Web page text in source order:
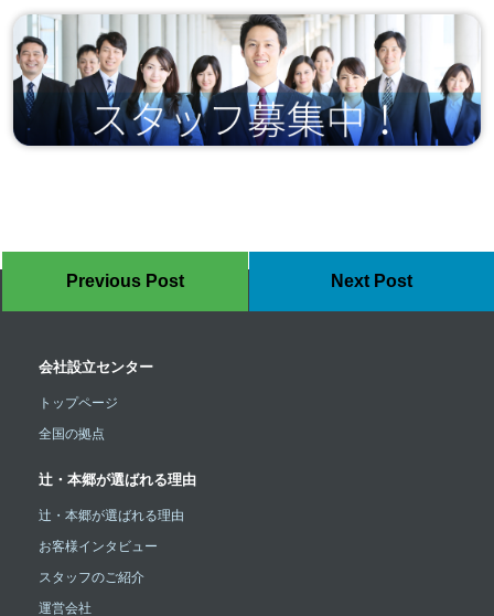
Previous Post Next Post
会社設立センター
トップページ
全国の拠点
辻・本郷が選ばれる理由
辻・本郷が選ばれる理由
お客様インタビュー
スタッフのご紹介
運営会社